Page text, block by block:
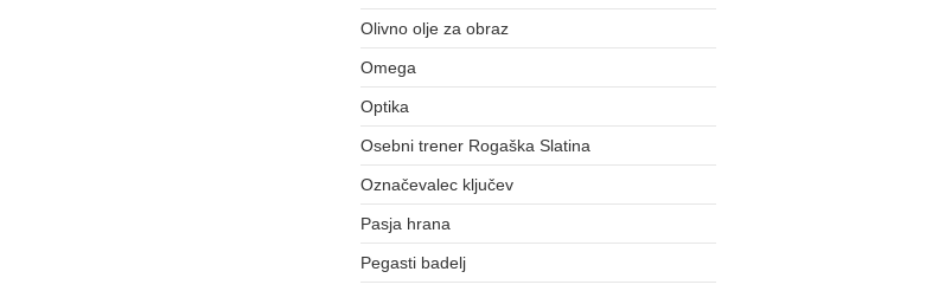
Olivno olje za obraz
Omega
Optika
Osebni trener Rogaška Slatina
Označevalec ključev
Pasja hrana
Pegasti badelj